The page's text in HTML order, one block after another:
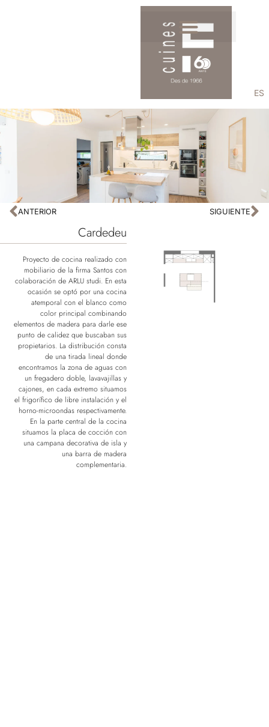
ES
ANTERIOR SIGUIENTE
Cardedeu
Proyecto de cocina realizado con
mobiliario de la firma Santos con
colaboración de ARLU studi. En esta
ocasión se optó por una cocina
atemporal con el blanco como
color principal combinando
elementos de madera para darle ese
punto de calidez que buscaban sus
propietarios. La distribución consta
de una tirada lineal donde
encontramos la zona de aguas con
un fregadero doble, lavavajillas y
cajones, en cada extremo situamos
el frigorífico de libre instalación y el
horno-microondas respectivamente.
En la parte central de la cocina
situamos la placa de cocción con
una campana decorativa de isla y
una barra de madera
complementaria.